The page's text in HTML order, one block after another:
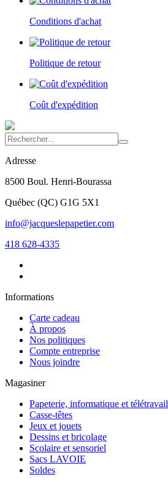
Conditions d'achat
Politique de retour
Coût d'expédition
Adresse
8500 Boul. Henri-Bourassa
Québec (QC) G1G 5X1
info@jacqueslepapetier.com
418 628-4335
Informations
Carte cadeau
À propos
Nos politiques
Compte entreprise
Nous joindre
Magasiner
Papeterie, informatique et télétravail
Casse-têtes
Jeux et jouets
Dessins et bricolage
Scolaire et sensoriel
Sacs LAVOIE
Soldes